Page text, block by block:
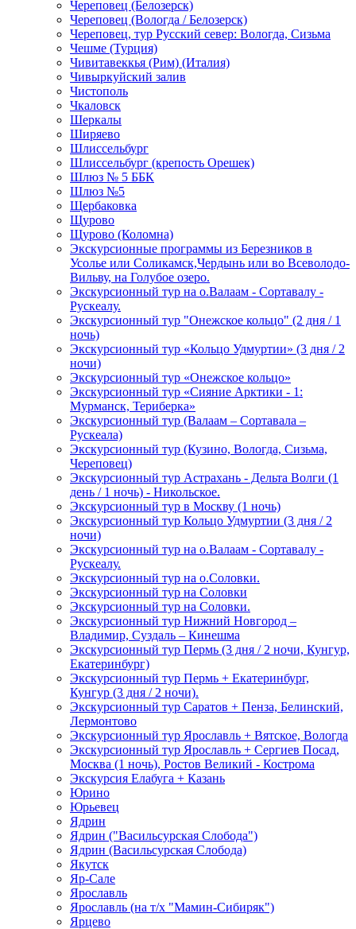
Череповец (Белозерск)
Череповец (Вологда / Белозерск)
Череповец, тур Русский север: Вологда, Сизьма
Чешме (Турция)
Чивитавеккья (Рим) (Италия)
Чивыркуйский залив
Чистополь
Чкаловск
Шеркалы
Ширяево
Шлиссельбург
Шлиссельбург (крепость Орешек)
Шлюз № 5 ББК
Шлюз №5
Щербаковка
Щурово
Щурово (Коломна)
Экскурсионные программы из Березников в
Усолье или Соликамск,Чердынь или во Всеволодо-
Вильву, на Голубое озеро.
Экскурсионный тур на о.Валаам - Сортавалу -
Рускеалу.
Экскурсионный тур "Онежское кольцо" (2 дня / 1
ночь)
Экскурсионный тур «Кольцо Удмуртии» (3 дня / 2
ночи)
Экскурсионный тур «Онежское кольцо»
Экскурсионный тур «Сияние Арктики - 1:
Мурманск, Териберка»
Экскурсионный тур (Валаам – Сортавала –
Рускеала)
Экскурсионный тур (Кузино, Вологда, Сизьма,
Череповец)
Экскурсионный тур Астрахань - Дельта Волги (1
день / 1 ночь) - Никольское.
Экскурсионный тур в Москву (1 ночь)
Экскурсионный тур Кольцо Удмуртии (3 дня / 2
ночи)
Экскурсионный тур на о.Валаам - Сортавалу -
Рускеалу.
Экскурсионный тур на о.Соловки.
Экскурсионный тур на Соловки
Экскурсионный тур на Соловки.
Экскурсионный тур Нижний Новгород –
Владимир, Суздаль – Кинешма
Экскурсионный тур Пермь (3 дня / 2 ночи, Кунгур,
Екатеринбург)
Экскурсионный тур Пермь + Екатеринбург,
Кунгур (3 дня / 2 ночи).
Экскурсионный тур Саратов + Пенза, Белинский,
Лермонтово
Экскурсионный тур Ярославль + Вятское, Вологда
Экскурсионный тур Ярославль + Сергиев Посад,
Москва (1 ночь), Ростов Великий - Кострома
Экскурсия Елабуга + Казань
Юрино
Юрьевец
Ядрин
Ядрин ("Васильсурская Слобода")
Ядрин (Васильсурская Слобода)
Якутск
Яр-Сале
Ярославль
Ярославль (на т/х "Мамин-Сибиряк")
Ярцево